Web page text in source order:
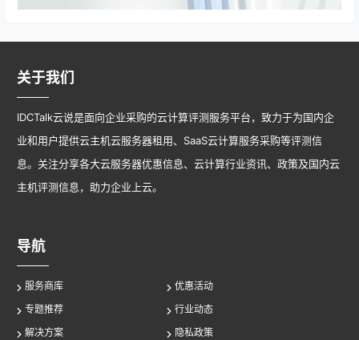
关于我们
IDCTalk云说是面向企业采购的云计算评测服务平台，致力于为国内企
业和用户提供云主机云服务器租用、SaaS云计算服务采购等评测信
息。关注分享各大云服务器优惠信息、云计算行业资讯、政策及国内云
主机评测信息，助力企业上云。
导航
服务商库
优惠活动
专题推荐
行业动态
解决方案
隐私政策